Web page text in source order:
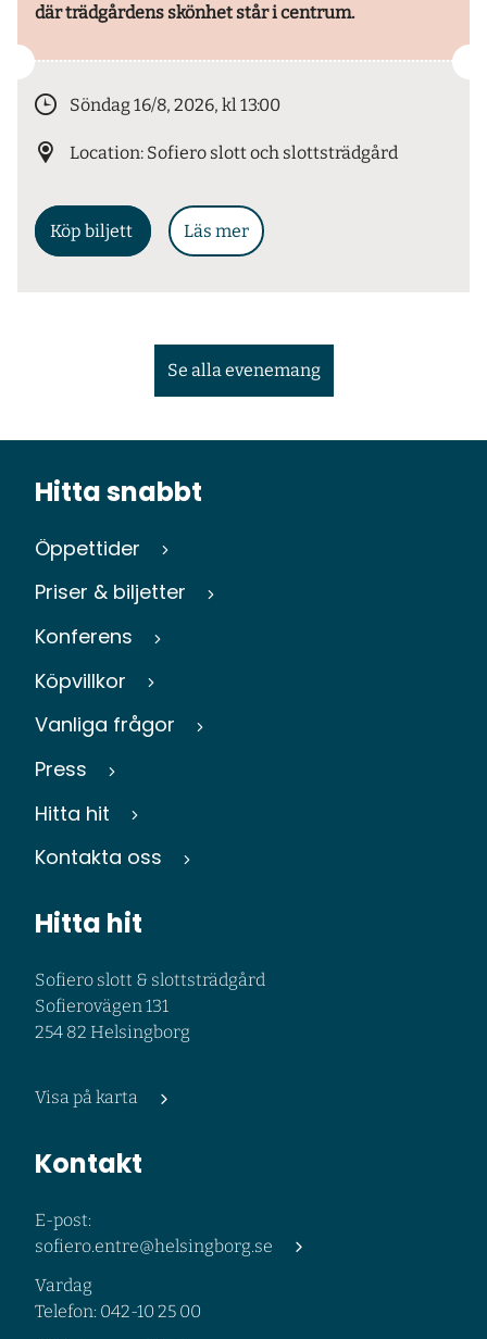
där trädgårdens skönhet står i centrum.
Söndag 16/8, 2026, kl 13:00
Location: Sofiero slott och slottsträdgård
Köp biljett Läs mer
Se alla evenemang
Hitta snabbt
Öppettider
Priser & biljetter
Konferens
Köpvillkor
Vanliga frågor
Press
Hitta hit
Kontakta oss
Hitta hit
Sofiero slott & slottsträdgård
Sofierovägen 131
254 82 Helsingborg
Visa på karta
Kontakt
E-post:
sofiero.entre@helsingborg.se
Vardag
Telefon: 042-10 25 00